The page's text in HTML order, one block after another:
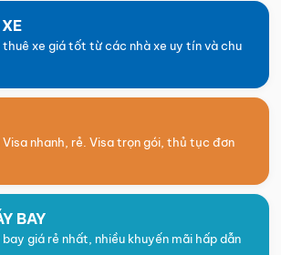
thuê xe giá tốt từ các nhà xe uy tín và chu
Visa nhanh, rẻ. Visa trọn gói, thủ tục đơn
BAY
bay giá rẻ nhất, nhiều khuyến mãi hấp dẫn